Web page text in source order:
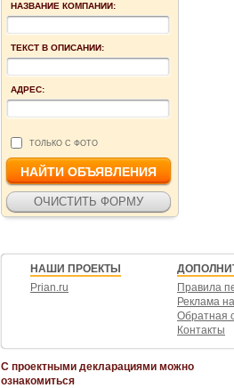
НАЗВАНИЕ КОМПАНИИ:
ТЕКСТ В ОПИСАНИИ:
АДРЕС:
ТОЛЬКО С ФОТО
НАШИ ПРОЕКТЫ
Prian.ru
Правила
Реклама
Обратная
Контакты
С проектными декларациями можно
ознакомиться